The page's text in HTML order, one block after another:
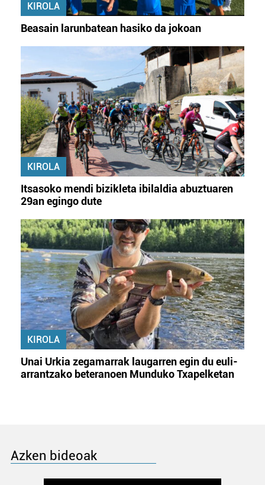
KIROLA
Beasain larunbatean hasiko da jokoan
KIROLA
Itsasoko mendi bizikleta ibilaldia abuztuaren
29an egingo dute
KIROLA
Unai Urkia zegamarrak laugarren egin du euli-
arrantzako beteranoen Munduko Txapelketan
Azken bideoak